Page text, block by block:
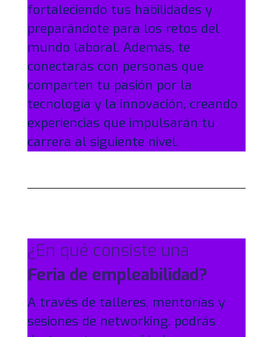
fortaleciendo tus habilidades y
preparándote para los retos del
mundo laboral. Además, te
conectarás con personas que
comparten tu pasión por la
tecnología y la innovación, creando
experiencias que impulsarán tu
carrera al siguiente nivel.
¿En qué consiste una
Feria de empleabilidad?
A través de talleres, mentorías y
sesiones de networking, podrás